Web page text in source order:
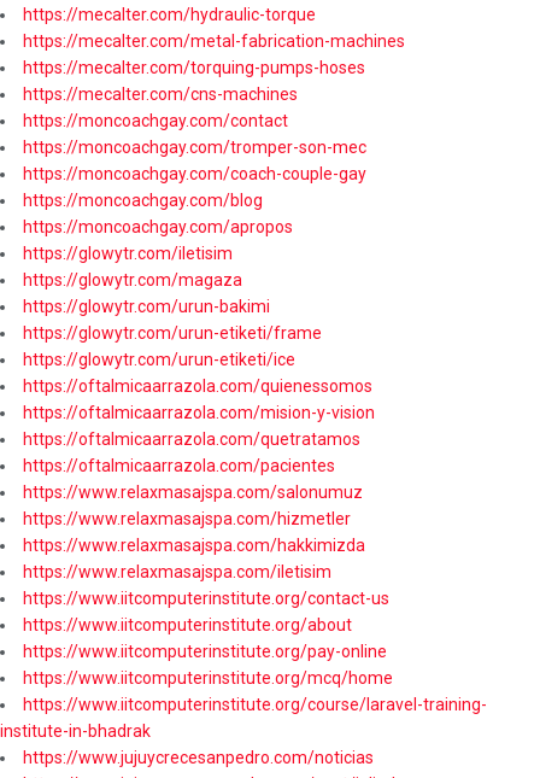
https://mecalter.com/hydraulic-torque
https://mecalter.com/metal-fabrication-machines
https://mecalter.com/torquing-pumps-hoses
https://mecalter.com/cns-machines
https://moncoachgay.com/contact
https://moncoachgay.com/tromper-son-mec
https://moncoachgay.com/coach-couple-gay
https://moncoachgay.com/blog
https://moncoachgay.com/apropos
https://glowytr.com/iletisim
https://glowytr.com/magaza
https://glowytr.com/urun-bakimi
https://glowytr.com/urun-etiketi/frame
https://glowytr.com/urun-etiketi/ice
https://oftalmicaarrazola.com/quienessomos
https://oftalmicaarrazola.com/mision-y-vision
https://oftalmicaarrazola.com/quetratamos
https://oftalmicaarrazola.com/pacientes
https://www.relaxmasajspa.com/salonumuz
https://www.relaxmasajspa.com/hizmetler
https://www.relaxmasajspa.com/hakkimizda
https://www.relaxmasajspa.com/iletisim
https://www.iitcomputerinstitute.org/contact-us
https://www.iitcomputerinstitute.org/about
https://www.iitcomputerinstitute.org/pay-online
https://www.iitcomputerinstitute.org/mcq/home
https://www.iitcomputerinstitute.org/course/laravel-training-
institute-in-bhadrak
https://www.jujuycrecesanpedro.com/noticias